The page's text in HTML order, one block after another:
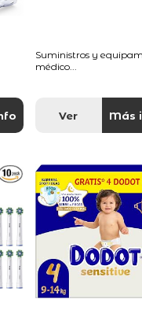
Suministros y
médico...
Ver Más